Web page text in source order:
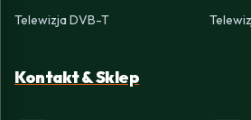
Telewizja DVB-T
Kontakt & Sklep